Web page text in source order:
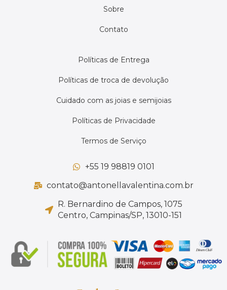
Sobre
Contato
Políticas de Entrega
Políticas de troca de devolução
Cuidado com as joias e semijoias
Políticas de Privacidade
Termos de Serviço
+55 19 98819 0101
contato@antonellavalentina.com.br
R. Bernardino de Campos, 1075
Centro, Campinas/SP, 13010-151